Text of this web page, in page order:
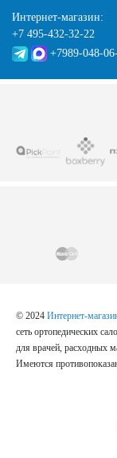
Интернет-магазин:
+7 495-432-32-22
+7989-048-
© 2024 Интернет-
сеть ортопедических
для врачей, расходных
Имеются